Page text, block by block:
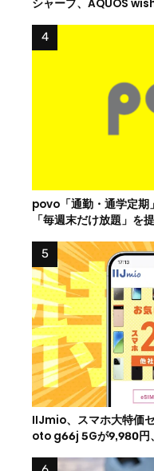
シャープ、AQUOS
povo「通勤・通学定期
「毎週末だけ放題」を
IIJmio、スマホ大特価
oto g66j 5Gが9,980